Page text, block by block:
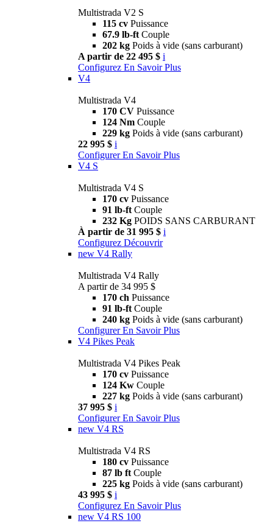
Multistrada V2 S
115 cv Puissance
67.9 lb-ft Couple
202 kg Poids à vide (sans carburant)
A partir de 22 495 $ i
Configurez En Savoir Plus
V4
Multistrada V4
170 CV Puissance
124 Nm Couple
229 kg Poids à vide (sans carburant)
22 995 $ i
Configurer En Savoir Plus
V4 S
Multistrada V4 S
170 cv Puissance
91 lb-ft Couple
232 Kg POIDS SANS CARBURANT
À partir de 31 995 $ i
Configurez Découvrir
new V4 Rally
Multistrada V4 Rally
A partir de 34 995 $
170 ch Puissance
91 lb-ft Couple
240 kg Poids à vide (sans carburant)
Configurer En Savoir Plus
V4 Pikes Peak
Multistrada V4 Pikes Peak
170 cv Puissance
124 Kw Couple
227 kg Poids à vide (sans carburant)
37 995 $ i
Configurer En Savoir Plus
new V4 RS
Multistrada V4 RS
180 cv Puissance
87 lb ft Couple
225 kg Poids à vide (sans carburant)
43 995 $ i
Configurez En Savoir Plus
new V4 RS 100